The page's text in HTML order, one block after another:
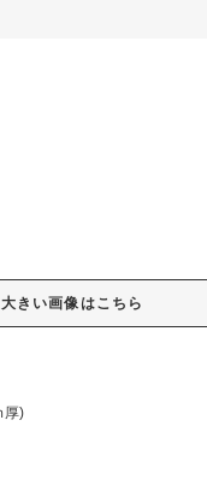
大きい画像はこちら
厚)